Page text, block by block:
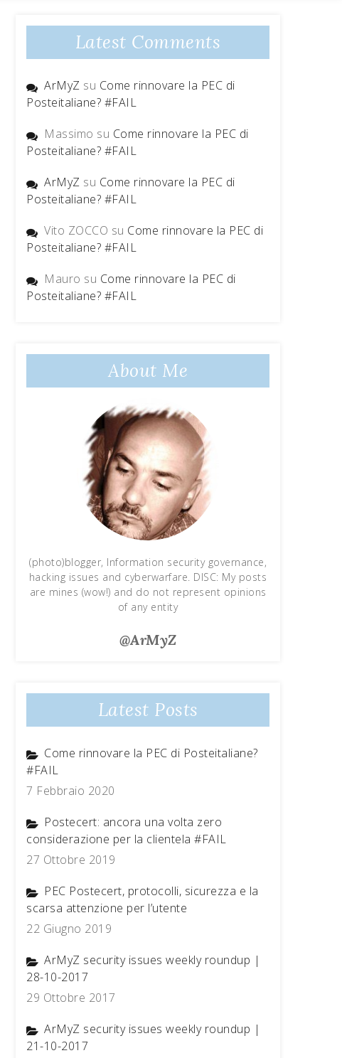
Latest Comments
ArMyZ su Come rinnovare la PEC di
Posteitaliane? #FAIL
Massimo su Come rinnovare la PEC di
Posteitaliane? #FAIL
ArMyZ su Come rinnovare la PEC di
Posteitaliane? #FAIL
Vito ZOCCO su Come rinnovare la PEC di
Posteitaliane? #FAIL
Mauro su Come rinnovare la PEC di
Posteitaliane? #FAIL
About Me
(photo)blogger, Information security governance,
hacking issues and cyberwarfare. DISC: My posts
are mines (wow!) and do not represent opinions
of any entity
@ArMyZ
Latest Posts
Come rinnovare la PEC di Posteitaliane?
#FAIL
7 Febbraio 2020
Postecert: ancora una volta zero
considerazione per la clientela #FAIL
27 Ottobre 2019
PEC Postecert, protocolli, sicurezza e la
scarsa attenzione per l’utente
22 Giugno 2019
ArMyZ security issues weekly roundup |
28-10-2017
29 Ottobre 2017
ArMyZ security issues weekly roundup |
21-10-2017